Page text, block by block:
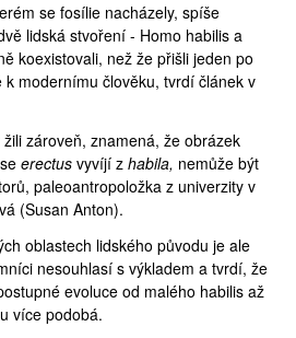
se fosílie nacházely, spíše
lidská stvoření - Homo habilis a
koexistovali, než že přišli jeden po
modernímu člověku, tvrdí článek v
zároveň, znamená, že obrázek
erectus vyvíjí z habila, nemůže být
paleoantropoložka z univerzity v
(Susan Anton).
oblastech lidského původu je ale
nesouhlasí s výkladem a tvrdí, že
evoluce od malého habilis až
více podobá.